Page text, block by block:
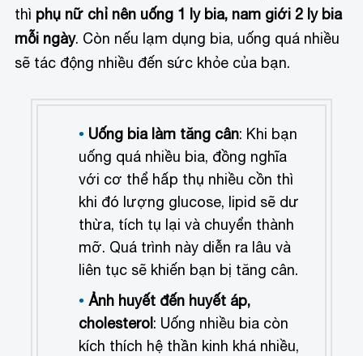
thì phụ nữ chỉ nên uống 1 ly bia, nam giới 2 ly bia
mỗi ngày. Còn nếu lạm dụng bia, uống quá nhiều
sẽ tác động nhiều đến sức khỏe của bạn.
Uống bia làm tăng cân: Khi bạn
uống quá nhiều bia, đồng nghĩa
với cơ thể hấp thụ nhiều cồn thì
khi đó lượng glucose, lipid sẽ dư
thừa, tích tụ lại và chuyển thành
mỡ. Quá trình này diễn ra lâu và
liên tục sẽ khiến bạn bị tăng cân.
Ảnh huyết đến huyết áp,
cholesterol : Uống nhiều bia còn
kích thích hệ thần kinh khá nhiều,